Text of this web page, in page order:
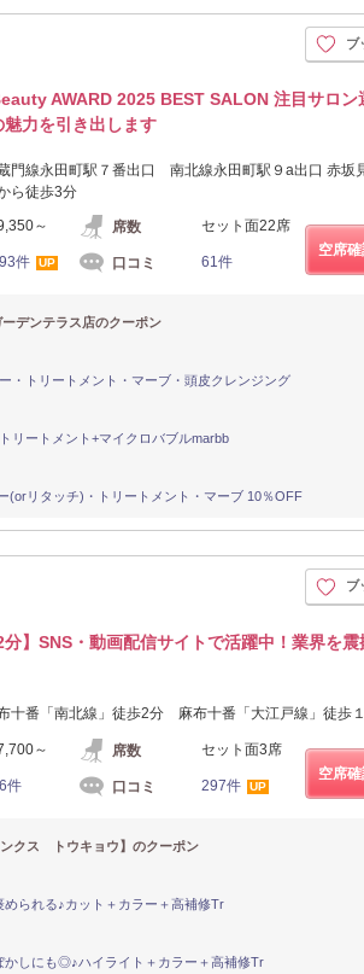
ブ
AWARD 2025 BEST SALON 注目サロン
力を引き出します
門線永田町駅７番出口 南北線永田町駅９a出口 赤坂
ら徒歩3分
～ 席数 セット面22席
件 UP 口コミ 61件
空席
デンテラス店のクーポン
・トリートメント・マーブ・頭皮クレンジング
リートメント+マイクロバブルmarbb
(orリタッチ)・トリートメント・マーブ 10％OFF
ブ
分】SNS・動画配信サイトで活躍中！業界を
十番「南北線」徒歩2分 麻布十番「大江戸線」徒歩
～ 席数 セット面3席
件 口コミ 297件 UP
空席
クス トウキョウ】のクーポン
められる♪カット＋カラー＋高補修Tr
かしにも◎♪ハイライト＋カラー＋高補修Tr